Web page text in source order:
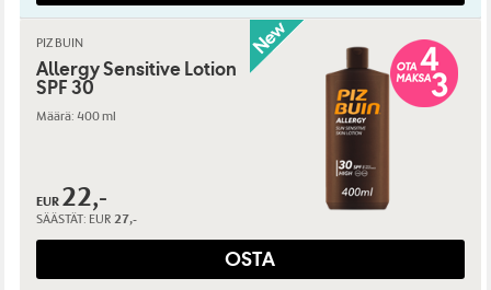
PIZ BUIN
Allergy Sensitive Lotion
SPF 30
Määrä: 400 ml
EUR 22,-
SÄÄSTÄT: EUR 27,-
OSTA